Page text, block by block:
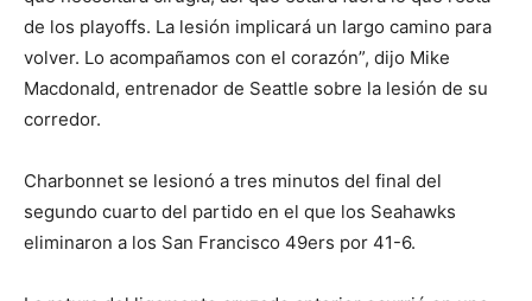
de los playoffs. La lesión implicará un largo camino para
volver. Lo acompañamos con el corazón”, dijo Mike
Macdonald, entrenador de Seattle sobre la lesión de su
corredor.
Charbonnet se lesionó a tres minutos del final del
segundo cuarto del partido en el que los Seahawks
eliminaron a los San Francisco 49ers por 41-6.